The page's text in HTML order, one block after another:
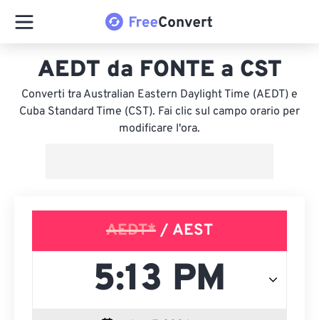
AEDT da FONTE a CST
Converti tra Australian Eastern Daylight Time (AEDT) e
Cuba Standard Time (CST). Fai clic sul campo orario per
modificare l'ora.
AEDT* / AEST